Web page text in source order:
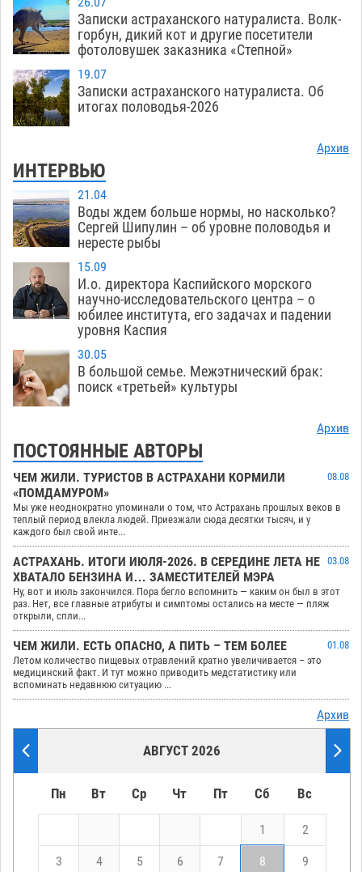
Записки астраханского натуралиста. Волк-
горбун, дикий кот и другие посетители
фотоловушек заказника «Степной»
19.07
Записки астраханского натуралиста. Об
итогах половодья-2026
Архив
ИНТЕРВЬЮ
21.04
Воды ждем больше нормы, но насколько?
Сергей Шипулин – об уровне половодья и
нересте рыбы
15.09
И.о. директора Каспийского морского
научно-исследовательского центра – о
юбилее института, его задачах и падении
уровня Каспия
30.05
В большой семье. Межэтнический брак:
поиск «третьей» культуры
Архив
ПОСТОЯННЫЕ АВТОРЫ
ЧЕМ ЖИЛИ. ТУРИСТОВ В АСТРАХАНИ КОРМИЛИ
«ПОМДАМУРОМ»
08.08
Мы уже неоднократно упоминали о том, что Астрахань прошлых веков в
теплый период влекла людей. Приезжали сюда десятки тысяч, и у
каждого был свой инте...
АСТРАХАНЬ. ИТОГИ ИЮЛЯ-2026. В СЕРЕДИНЕ ЛЕТА НЕ
ХВАТАЛО БЕНЗИНА И… ЗАМЕСТИТЕЛЕЙ МЭРА
03.08
Ну, вот и июль закончился. Пора бегло вспомнить — каким он был в этот
раз. Нет, все главные атрибуты и симптомы остались на месте — пляж
открыли, спли...
ЧЕМ ЖИЛИ. ЕСТЬ ОПАСНО, А ПИТЬ – ТЕМ БОЛЕЕ
01.08
Летом количество пищевых отравлений кратно увеличивается – это
медицинский факт. И тут можно приводить медстатистику или
вспоминать недавнюю ситуацию ...
Архив
АВГУСТ 2026
Пн Вт Ср Чт Пт Сб Вс
1 2
3 4 5 6 7 8 9